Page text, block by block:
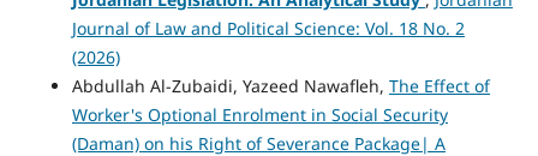
Journal of Law and Political Science: Vol. 18 No. 2
(2026)
Abdullah Al-Zubaidi, Yazeed Nawafleh, The Effect of
Worker's Optional Enrolment in Social Security
(Daman) on his Right of Severance Package| A